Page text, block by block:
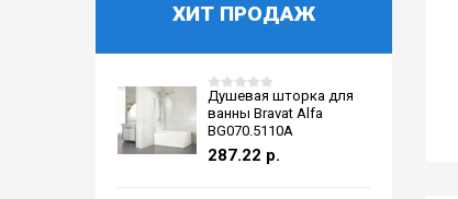
ХИТ ПРОДАЖ
Душевая шторка для
ванны Bravat Alfa
BG070.5110A
287.22 р.